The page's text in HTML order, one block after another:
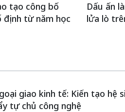
tạo công bố
định từ năm học
Dấu ấn
lửa lò
giao kinh tế: Kiến tạo hệ
tự chủ công nghệ